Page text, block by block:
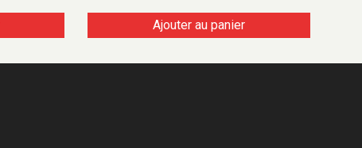
Ajouter au panier